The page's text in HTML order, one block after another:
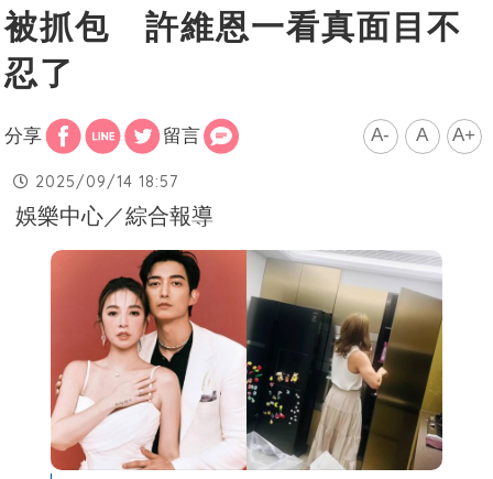
被抓包 許維恩一看真面目不
忍了
分享 留言 A- A A+
2025/09/14 18:57
娛樂中心／綜合報導